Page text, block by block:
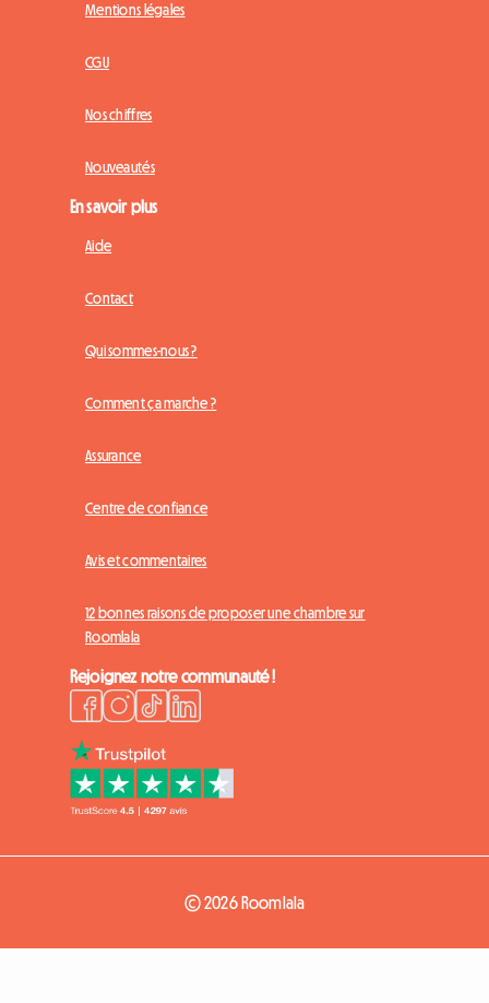
Mentions légales
CGU
Nos chiffres
Nouveautés
En savoir plus
Aide
Contact
Qui sommes-nous ?
Comment ça marche ?
Assurance
Centre de confiance
Avis et commentaires
12 bonnes raisons de proposer une chambre sur
Roomlala
Rejoignez notre communauté !
© 2026 Roomlala